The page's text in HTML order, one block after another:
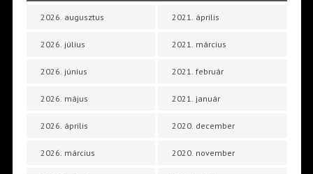
2026. augusztus
2026. július
2026. június
2026. május
2026. április
2026. március
2021. április
2021. március
2021. február
2021. január
2020. december
2020. november